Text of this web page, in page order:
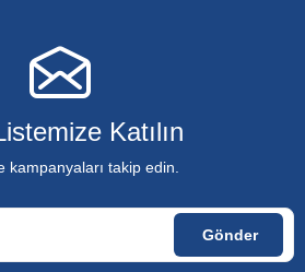
Katılın
kampanyaları takip edin.